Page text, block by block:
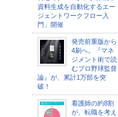
資料生成を自動化するエー
ジェントワークフロー入
門」開催
発売前重版から
4刷へ。『マネ
ジメント術で読
むプロ野球監督
論』が、累計1万部を突
破！
看護師の約8割
が、転職を考え